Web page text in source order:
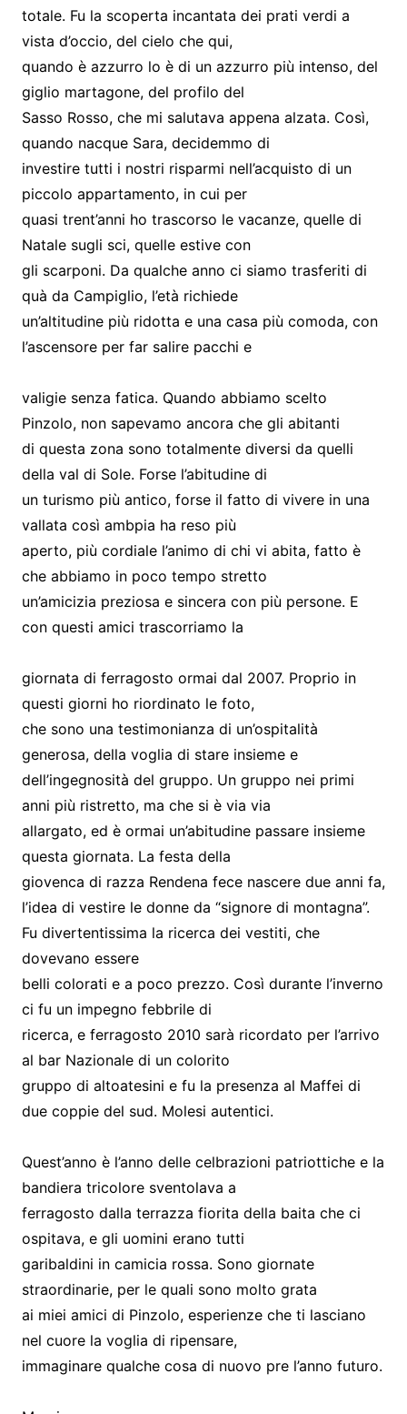
totale. Fu la scoperta incantata dei prati verdi a
vista d’occio, del cielo che qui,
quando è azzurro lo è di un azzurro più intenso, del
giglio martagone, del profilo del
Sasso Rosso, che mi salutava appena alzata. Così,
quando nacque Sara, decidemmo di
investire tutti i nostri risparmi nell’acquisto di un
piccolo appartamento, in cui per
quasi trent’anni ho trascorso le vacanze, quelle di
Natale sugli sci, quelle estive con
gli scarponi. Da qualche anno ci siamo trasferiti di
quà da Campiglio, l’età richiede
un’altitudine più ridotta e una casa più comoda, con
l’ascensore per far salire pacchi e
valigie senza fatica. Quando abbiamo scelto
Pinzolo, non sapevamo ancora che gli abitanti
di questa zona sono totalmente diversi da quelli
della val di Sole. Forse l’abitudine di
un turismo più antico, forse il fatto di vivere in una
vallata così ambpia ha reso più
aperto, più cordiale l’animo di chi vi abita, fatto è
che abbiamo in poco tempo stretto
un’amicizia preziosa e sincera con più persone. E
con questi amici trascorriamo la
giornata di ferragosto ormai dal 2007. Proprio in
questi giorni ho riordinato le foto,
che sono una testimonianza di un’ospitalità
generosa, della voglia di stare insieme e
dell’ingegnosità del gruppo. Un gruppo nei primi
anni più ristretto, ma che si è via via
allargato, ed è ormai un’abitudine passare insieme
questa giornata. La festa della
giovenca di razza Rendena fece nascere due anni fa,
l’idea di vestire le donne da “signore di montagna”.
Fu divertentissima la ricerca dei vestiti, che
dovevano essere
belli colorati e a poco prezzo. Così durante l’inverno
ci fu un impegno febbrile di
ricerca, e ferragosto 2010 sarà ricordato per l’arrivo
al bar Nazionale di un colorito
gruppo di altoatesini e fu la presenza al Maffei di
due coppie del sud. Molesi autentici.
Quest’anno è l’anno delle celbrazioni patriottiche e la
bandiera tricolore sventolava a
ferragosto dalla terrazza fiorita della baita che ci
ospitava, e gli uomini erano tutti
garibaldini in camicia rossa. Sono giornate
straordinarie, per le quali sono molto grata
ai miei amici di Pinzolo, esperienze che ti lasciano
nel cuore la voglia di ripensare,
immaginare qualche cosa di nuovo pre l’anno futuro.